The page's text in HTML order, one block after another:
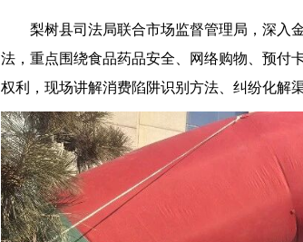
梨树县司法局联合市场监督管理局，深入金
法，重点围绕食品药品安全、网络购物、预付
权利，现场讲解消费陷阱识别方法、纠纷化解